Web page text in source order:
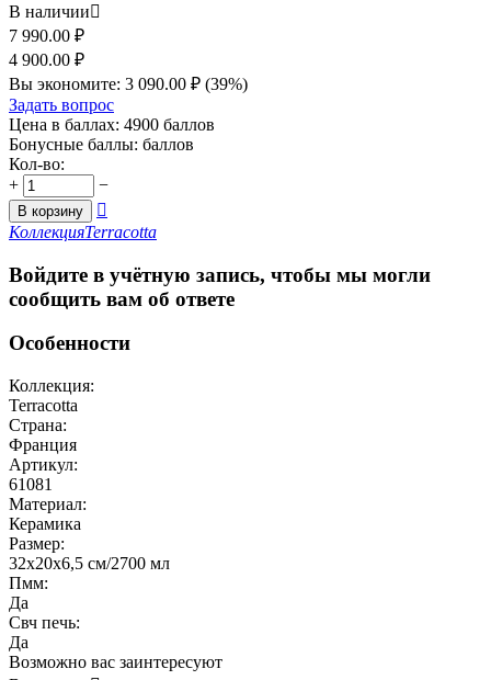
В наличии
7 990.00 ₽
4 900.00 ₽
Вы экономите: 3 090.00 ₽ (39%)
Задать вопрос
Цена в баллах: 4900 баллов
Бонусные баллы: баллов
Кол-во:
+
−
В корзину

КоллекцияTerracotta
Войдите в учётную запись, чтобы мы могли
сообщить вам об ответе
Особенности
Коллекция:
Terracotta
Страна:
Франция
Артикул:
61081
Материал:
Керамика
Размер:
32x20x6,5 см/2700 мл
Пмм:
Да
Свч печь:
Да
Возможно вас заинтересуют